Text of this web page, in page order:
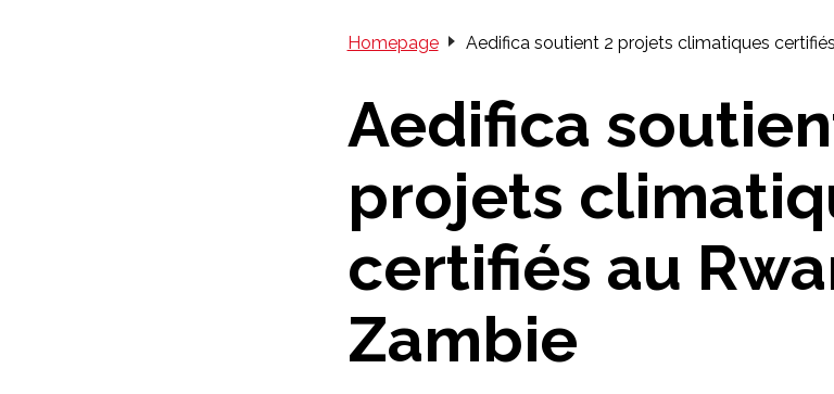
Homepage Aedifica soutient 2 projets climatiques
Aedifica
projets
certifiés au
Zambie